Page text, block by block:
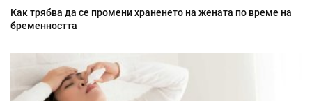
Как трябва да се промени храненето на жената по време на
бременността